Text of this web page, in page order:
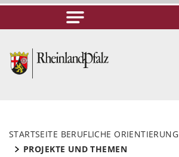
STARTSEITE BERUFLICHE ORIENTIERUNG
PROJEKTE UND THEMEN